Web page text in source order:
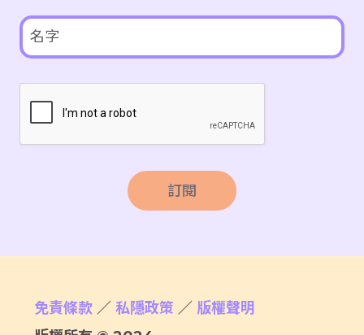
訂閱
免責條款 ／ 私隱政策 ／ 版權聲明